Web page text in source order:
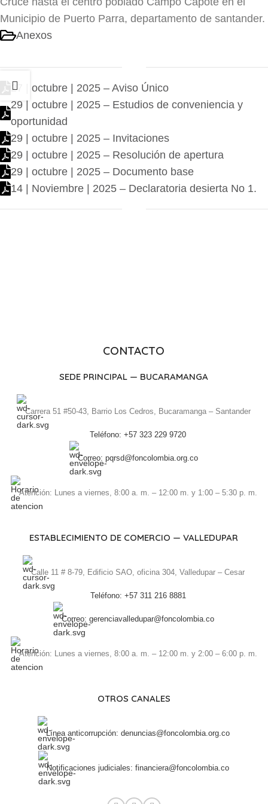
Municipio de Puerto Parra, departamento de santander.
Anexos
27 | octubre | 2025 – Aviso Único
29 | octubre | 2025 – Estudios de conveniencia y
oportunidad
29 | octubre | 2025 – Invitaciones
29 | octubre | 2025 – Resolución de apertura
29 | octubre | 2025 – Documento base
14 | Noviembre | 2025 – Declaratoria desierta No 1.
CONTACTO
SEDE PRINCIPAL — BUCARAMANGA
Carrera 51 #50-43, Barrio Los Cedros, Bucaramanga – Santander
Teléfono: +57 323 229 9720
Correo: pqrsd@foncolombia.org.co
Atención: Lunes a viernes, 8:00 a. m. – 12:00 m. y 1:00 – 5:30 p. m.
ESTABLECIMIENTO DE COMERCIO — VALLEDUPAR
Calle 11 # 8-79, Edificio SAO, oficina 304, Valledupar – Cesar
Teléfono: +57 311 216 8881
Correo: gerenciavalledupar@foncolombia.co
Atención: Lunes a viernes, 8:00 a. m. – 12:00 m. y 2:00 – 6:00 p. m.
OTROS CANALES
Línea anticorrupción: denuncias@foncolombia.org.co
Notificaciones judiciales: financiera@foncolombia.co